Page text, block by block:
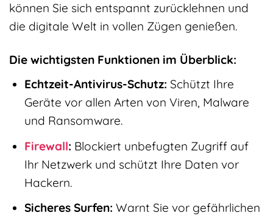
können Sie sich entspannt zurücklehnen und
die digitale Welt in vollen Zügen genießen.
Die wichtigsten Funktionen im Überblick:
Echtzeit-Antivirus-Schutz: Schützt Ihre
Geräte vor allen Arten von Viren, Malware
und Ransomware.
Firewall: Blockiert unbefugten Zugriff auf
Ihr Netzwerk und schützt Ihre Daten vor
Hackern.
Sicheres Surfen: Warnt Sie vor gefährlichen